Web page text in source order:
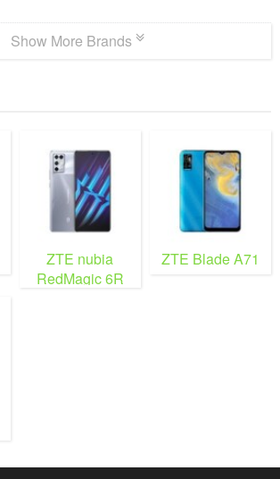
Show More Brands
ZTE nubia
RedMagic 6R
ZTE Blade A71